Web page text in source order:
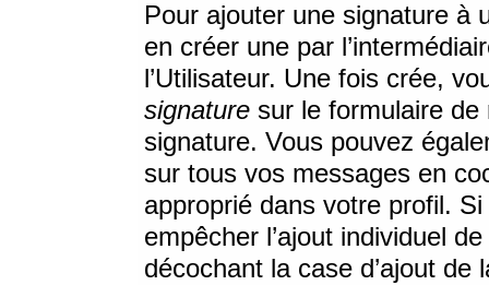
Pour ajouter une signature à
en créer une par
l’Utilisateur. Une fois crée,
signature sur le formulaire de
signature. Vous pouvez
sur tous vos messages en
approprié dans votre profil.
empêcher l’ajout individuel
décochant la case d’ajout